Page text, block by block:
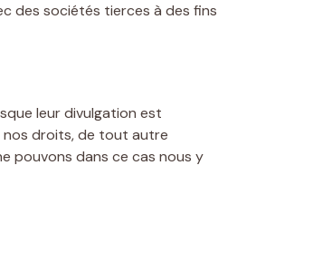
des sociétés tierces à des fins
leur divulgation est
nos droits, de tout autre
pouvons dans ce cas nous y